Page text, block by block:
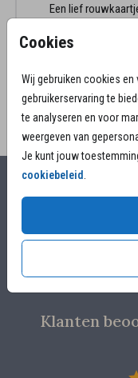
Cookies
Wij gebruiken cookies en
gebruikerservaring te
te analyseren en voor
weergeven van
Je kunt jouw
cookiebeleid
Een lief
Met subtiele
Alles
Voor 17.00
Klanten